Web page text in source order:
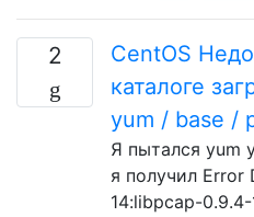
2
CentOS
каталоге
yum / base /
Я пытался yum
я получил Error
14:libpcap-